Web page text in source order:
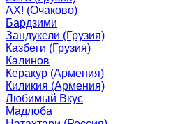
АХ! (Очаково)
Бардзими
Зандукели (Грузия)
Казбеги (Грузия)
Калинов
Керакур (Армения)
Киликия (Армения)
Любимый Вкус
Мадлоба